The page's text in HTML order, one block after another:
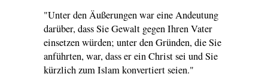
"Unter den Äußerungen war eine Andeutung
darüber, dass Sie Gewalt gegen Ihren Vater
einsetzen würden; unter den Gründen, die Sie
anführten, war, dass er ein Christ sei und Sie
kürzlich zum Islam konvertiert seien."